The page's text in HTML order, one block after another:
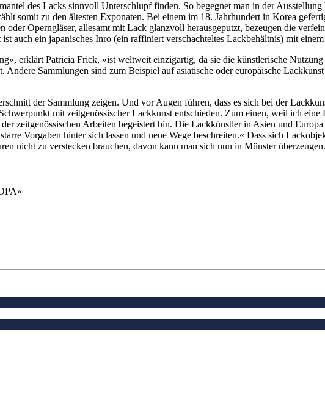
des Lacks sinnvoll Unterschlupf finden. So begegnet man in der
somit zu den ältesten Exponaten. Bei einem im 18. Jahrhundert in Korea
Operngläser, allesamt mit Lack glanzvoll herausgeputzt, bezeugen die
auch ein japanisches Inro (ein raffiniert verschachteltes Lackbehältnis) mit
erklärt Patricia Frick, »ist weltweit einzigartig, da sie die künstlerische
Sammlungen sind zum Beispiel auf asiatische oder europäische
der Sammlung zeigen. Und vor Augen führen, dass es sich bei der
mit zeitgenössischer Lackkunst entschieden. Zum einen, weil ich
zeitgenössischen Arbeiten begeistert bin. Die Lackkünstler in Asien und
Vorgaben hinter sich lassen und neue Wege beschreiten.« Dass sich
nicht zu verstecken brauchen, davon kann man sich nun in Münster überzeugen.